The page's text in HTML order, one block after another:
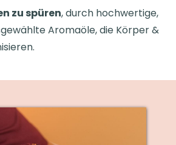
zu spüren, durch hochwertige,
Aromaöle, die Körper &